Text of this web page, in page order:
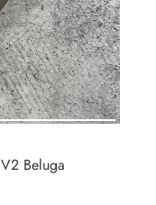
Beluga